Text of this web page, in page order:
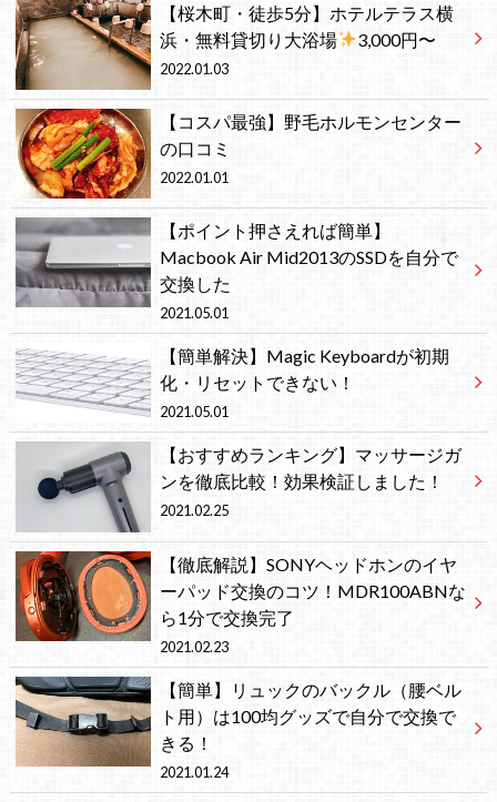
【桜木町・徒歩5分】ホテルテラス横
浜・無料貸切り大浴場
3,000円〜
2022.01.03
【コスパ最強】野毛ホルモンセンター
の口コミ
2022.01.01
【ポイント押さえれば簡単】
Macbook Air Mid2013のSSDを自分で
交換した
2021.05.01
【簡単解決】Magic Keyboardが初期
化・リセットできない！
2021.05.01
【おすすめランキング】マッサージガ
ンを徹底比較！効果検証しました！
2021.02.25
【徹底解説】SONYヘッドホンのイヤ
ーパッド交換のコツ！MDR100ABNな
ら1分で交換完了
2021.02.23
【簡単】リュックのバックル（腰ベル
ト用）は100均グッズで自分で交換で
きる！
2021.01.24